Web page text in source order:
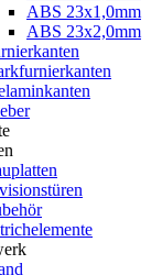
ABS 23x1,0mm
ABS 23x2,0mm